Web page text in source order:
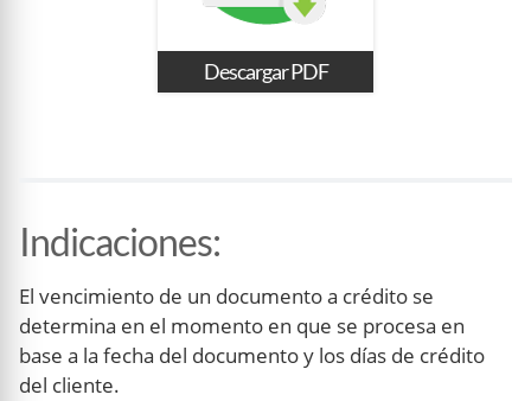
Descargar PDF
Indicaciones:
El vencimiento de un documento a crédito se
determina en el momento en que se procesa en
base a la fecha del documento y los días de crédito
del cliente.